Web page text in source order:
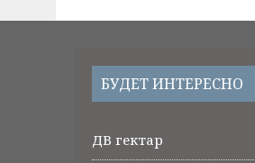
БУДЕТ ИНТЕРЕСНО
ДВ гектар